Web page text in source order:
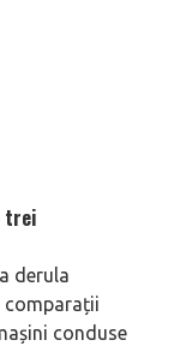
trei
derula
comparații
conduse